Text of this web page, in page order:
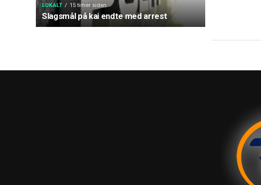
LOKALT 15 timer siden
Slagsmål på kai endte med arrest